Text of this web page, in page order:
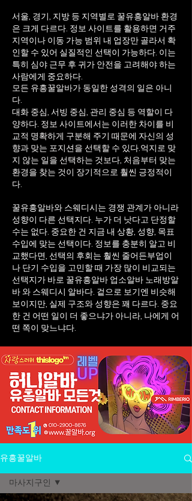
서울, 경기, 지방 등 지역별로 꿀유흥알바 환경
은 크게 다르다. 정보 사이트를 활용하면 거주
지역이나 이동 가능 범위 내 업장만 골라서 확
인할 수 있어 실질적인 선택이 가능하다. 이는
특히 심야 근무 후 귀가 안전을 고려해야 하는
사람에게 중요하다.
모든 유흥꿀알바가 동일한 성격의 일은 아니
다.
대화 중심, 서빙 중심, 관리 중심 등 역할이 다
양하다. 정보 사이트에서는 이러한 차이를 비
교적 명확하게 구분해 주기 때문에 자신의 성
향과 맞는 포지션을 선택할 수 있다. 억지로 맞
지 않는 일을 선택하는 것보다, 처음부터 맞는
환경을 찾는 것이 장기적으로 훨씬 긍정적이
다.
꿀유흥알바와 스웨디시는 경쟁 관계가 아니라
성향이 다른 선택지다. 누가 더 낫다고 단정할
수는 없다. 중요한 건 지금 내 상황, 성향, 목표
수입에 맞는 선택이다. 정보를 충분히 알고 비
교했다면, 선택의 후회는 훨씬 줄어든부업이
나 단기 수입을 고민할 때 가장 많이 비교되는
선택지가 바로 꿀유흥알바 업소알바 노래방알
바 와 스웨디시 알바다. 겉으로 보기엔 비슷해
보이지만, 실제 구조와 성향은 꽤 다르다. 중요
한 건 어떤 일이 더 좋으냐가 아니라, 나에게 어
떤 쪽이 맞느냐다.
유흥꿀알바
마사지구인